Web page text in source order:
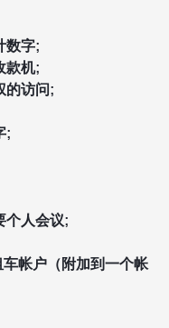
数字;
款机;
的访问;
;
个人会议;
帐户（附加到一个帐